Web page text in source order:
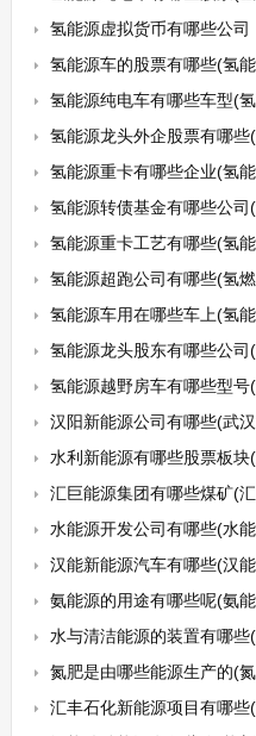
氢能源虚拟货币有哪些公司
氢能源车的股票有哪些(氢
氢能源纯电车有哪些车型(
氢能源龙头外企股票有哪
氢能源重卡有哪些企业(氢
氢能源转债基金有哪些公
氢能源重卡工艺有哪些(氢
氢能源超跑公司有哪些(氢
氢能源车用在哪些车上(氢
氢能源龙头股东有哪些公
氢能源越野房车有哪些型号
汉阳新能源公司有哪些(武
水利新能源有哪些股票板块(
汇巨能源集团有哪些煤矿(
水能源开发公司有哪些(水
汉能新能源汽车有哪些(汉
氨能源的用途有哪些呢(氨
水与清洁能源的装置有哪
氮肥是由哪些能源生产的(
汇丰石化新能源项目有哪